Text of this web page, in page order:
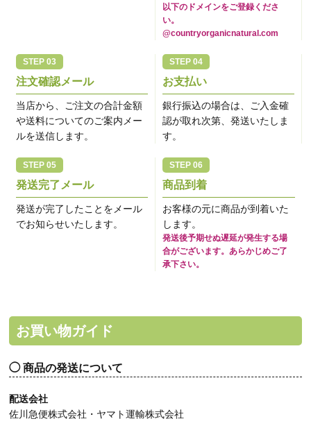
以下のドメインをご登録くださ
い。
@countryorganicnatural.com
注文確認メール
当店から、ご注文の合計金額
や送料についてのご案内メー
ルを送信します。
お支払い
銀行振込の場合は、ご入金確
認が取れ次第、発送いたしま
す。
発送完了メール
発送が完了したことをメール
でお知らせいたします。
商品到着
お客様の元に商品が到着いた
します。
発送後予期せぬ遅延が発生する場
合がございます。あらかじめご了
承下さい。
お買い物ガイド
商品の発送について
配送会社
佐川急便株式会社・ヤマト運輸株式会社